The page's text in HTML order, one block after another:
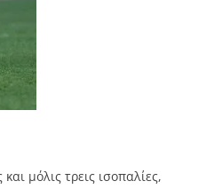
μόλις τρεις ισοπαλίες,